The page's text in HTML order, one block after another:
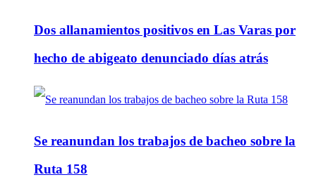
Dos allanamientos positivos en Las Varas por
hecho de abigeato denunciado días atrás
Se reanundan los trabajos de bacheo sobre la
Ruta 158